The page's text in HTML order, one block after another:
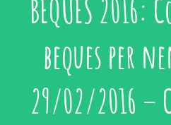
BEQUES 2016:
beques per
29/02/2016 –